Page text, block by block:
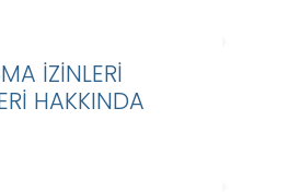
İZİNLERİ
HAKKINDA